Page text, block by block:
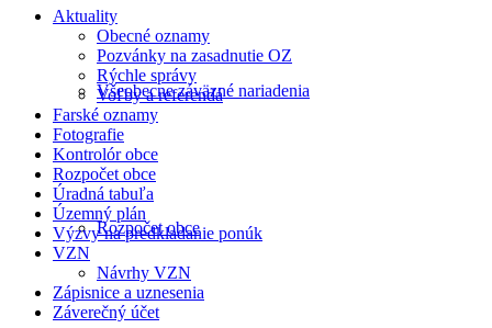
Všeobecne záväzné nariadenia
Rozpočet obce
Aktuality
Obecné oznamy
Pozvánky na zasadnutie OZ
Rýchle správy
Voľby a referendá
Farské oznamy
Fotografie
Kontrolór obce
Rozpočet obce
Úradná tabuľa
Územný plán
Výzvy na predkladanie ponúk
VZN
Návrhy VZN
Zápisnice a uznesenia
Záverečný účet